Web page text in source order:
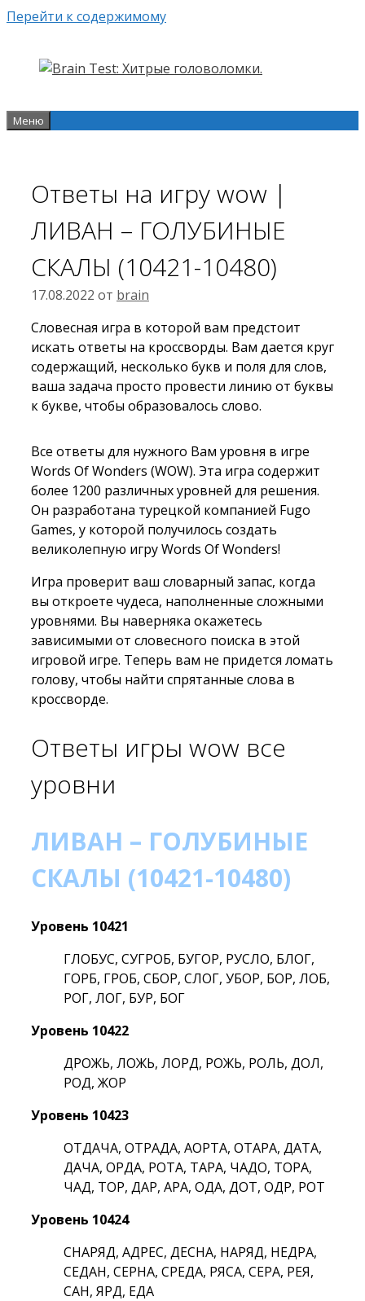
Перейти к содержимому
Меню
Ответы на игру wow |
ЛИВАН – ГОЛУБИНЫЕ
СКАЛЫ (10421-10480)
17.08.2022 от brain
Словесная игра в которой вам предстоит
искать ответы на кроссворды. Вам дается круг
содержащий, несколько букв и поля для слов,
ваша задача просто провести линию от буквы
к букве, чтобы образовалось слово.
Все ответы для нужного Вам уровня в игре
Words Of Wonders (WOW). Эта игра содержит
более 1200 различных уровней для решения.
Он разработана турецкой компанией Fugo
Games, у которой получилось создать
великолепную игру Words Of Wonders!
Игра проверит ваш словарный запас, когда
вы откроете чудеса, наполненные сложными
уровнями. Вы наверняка окажетесь
зависимыми от словесного поиска в этой
игровой игре. Теперь вам не придется ломать
голову, чтобы найти спрятанные слова в
кроссворде.
Ответы игры wow все
уровни
ЛИВАН – ГОЛУБИНЫЕ
СКАЛЫ (10421-10480)
Уровень 10421
ГЛОБУС, СУГРОБ, БУГОР, РУСЛО, БЛОГ,
ГОРБ, ГРОБ, СБОР, СЛОГ, УБОР, БОР, ЛОБ,
РОГ, ЛОГ, БУР, БОГ
Уровень 10422
ДРОЖЬ, ЛОЖЬ, ЛОРД, РОЖЬ, РОЛЬ, ДОЛ,
РОД, ЖОР
Уровень 10423
ОТДАЧА, ОТРАДА, АОРТА, ОТАРА, ДАТА,
ДАЧА, ОРДА, РОТА, ТАРА, ЧАДО, ТОРА,
ЧАД, ТОР, ДАР, АРА, ОДА, ДОТ, ОДР, РОТ
Уровень 10424
СНАРЯД, АДРЕС, ДЕСНА, НАРЯД, НЕДРА,
СЕДАН, СЕРНА, СРЕДА, РЯСА, СЕРА, РЕЯ,
САН, ЯРД, ЕДА